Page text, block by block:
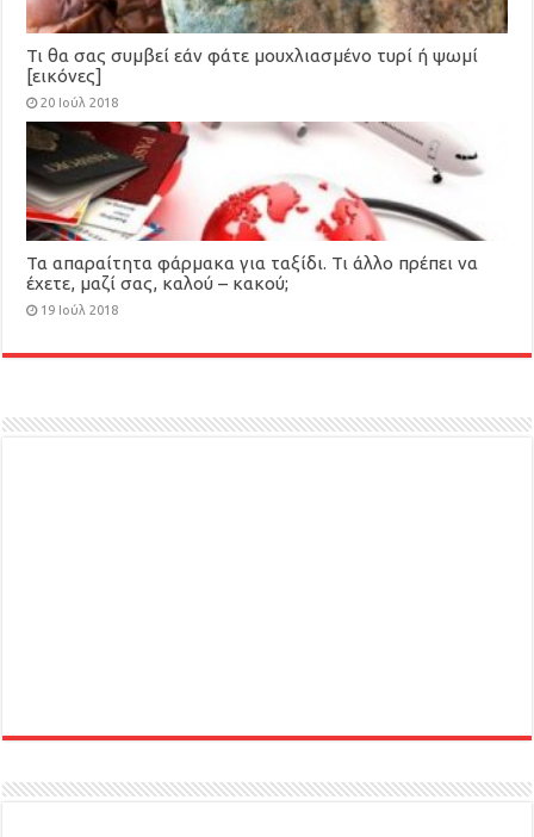
Τι θα σας συμβεί εάν φάτε μουχλιασμένο τυρί ή ψωμί
[εικόνες]
20 Ιούλ 2018
Τα απαραίτητα φάρμακα για ταξίδι. Τι άλλο πρέπει να
έχετε, μαζί σας, καλού – κακού;
19 Ιούλ 2018